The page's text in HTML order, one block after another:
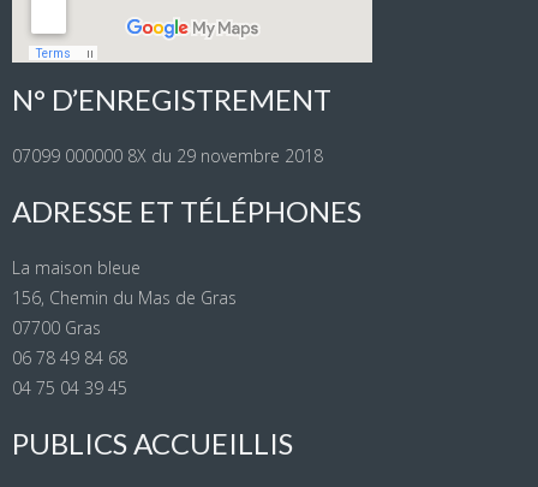
N° D’ENREGISTREMENT
07099 000000 8X du 29 novembre 2018
ADRESSE ET TÉLÉPHONES
La maison bleue
156, Chemin du Mas de Gras
07700 Gras
06 78 49 84 68
04 75 04 39 45
PUBLICS ACCUEILLIS